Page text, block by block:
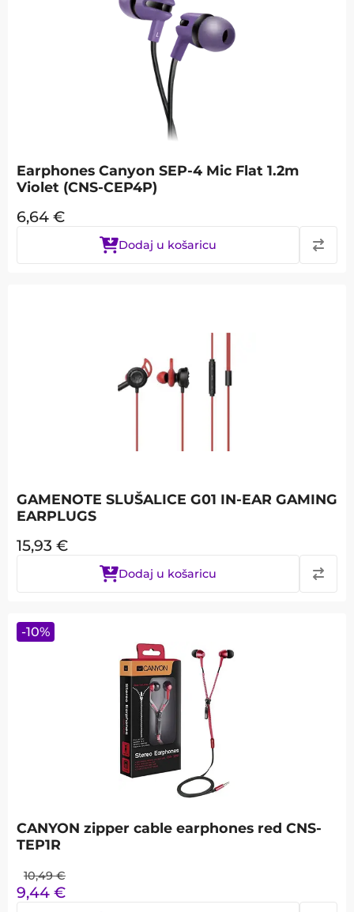
Earphones Canyon SEP-4 Mic Flat 1.2m
Violet (CNS-CEP4P)
6,64 €
Dodaj u košaricu
GAMENOTE SLUŠALICE G01 IN-EAR GAMING
EARPLUGS
15,93 €
Dodaj u košaricu
CANYON zipper cable earphones red CNS-
TEP1R
10,49 €
9,44 €
-10%